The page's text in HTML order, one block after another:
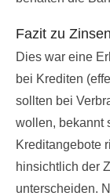
Fazit zu
Dies war eine
bei Krediten
sollten bei
wollen, bekannt
Kreditangebote
hinsichtlich der
unterscheiden.